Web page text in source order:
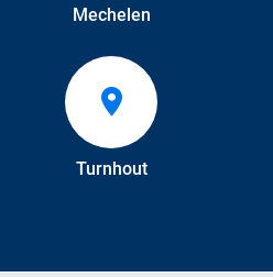
Mechelen
Turnhout